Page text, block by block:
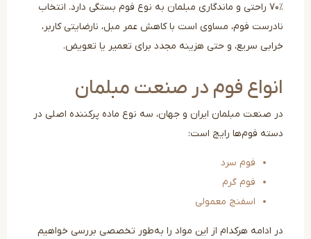
۷۰٪ راحتی و ماندگاری مبلمان به نوع فوم بستگی دارد. انتخاب
فوم، مساوی است با کاهش عمر مبل، نارضایتی کاربر،
سریع، و حتی هزینه مجدد برای تعمیر یا تعویض.
فوم در صنعت مبلمان
صنعت مبلمان ایران و جهان، سه نوع ماده پرکننده اصلی در
فوم‌ها رایج است:
فوم سرد
فوم گرم
اسفنج معمولی
ادامه هرکدام از این مواد را به‌طور تخصصی بررسی خواهیم